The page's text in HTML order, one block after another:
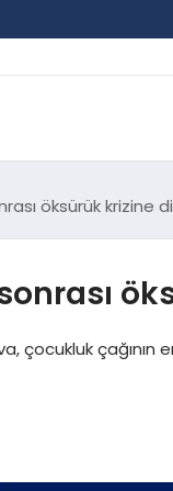
öksürük krizine
çocukluk çağının